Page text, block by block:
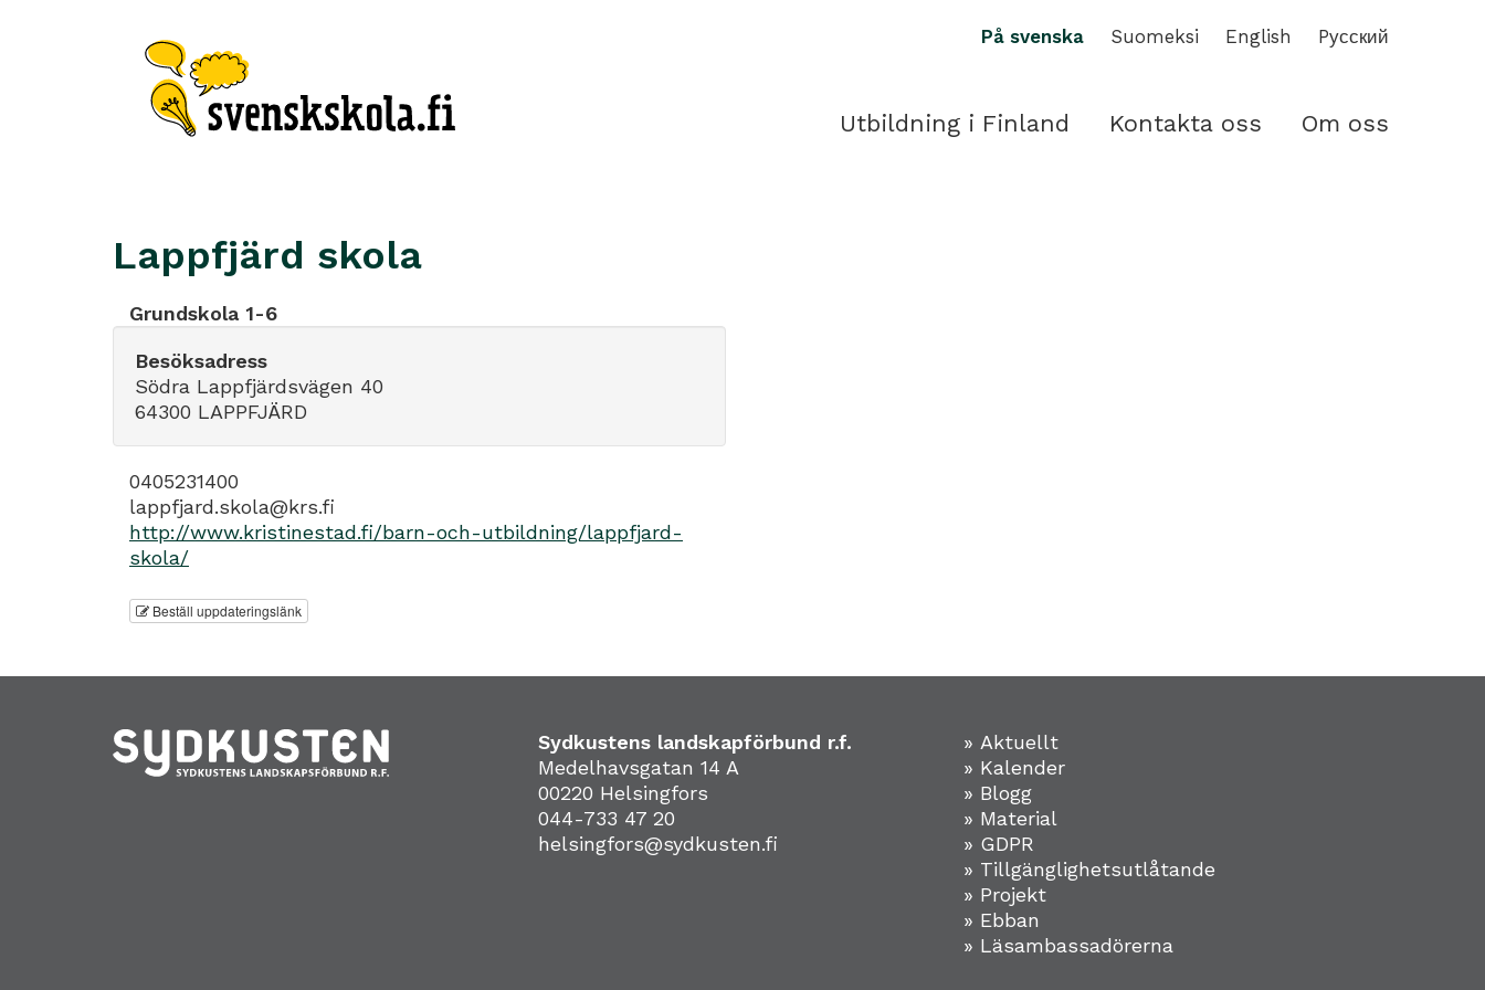
På svenska Suomeksi English Pусский
Utbildning i Finland Kontakta oss Om oss
Lappfjärd skola
Grundskola 1-6
Besöksadress
Södra Lappfjärdsvägen 40
64300 LAPPFJÄRD
0405231400
lappfjard.skola@krs.fi
http://www.kristinestad.fi/barn-och-utbildning/lappfjard-
skola/
Beställ uppdateringslänk
Sydkustens landskapförbund r.f.
Medelhavsgatan 14 A
00220 Helsingfors
044-733 47 20
helsingfors@sydkusten.fi
» Aktuellt
» Kalender
» Blogg
» Material
» GDPR
» Tillgänglighetsutlåtande
» Projekt
» Ebban
» Läsambassadörerna